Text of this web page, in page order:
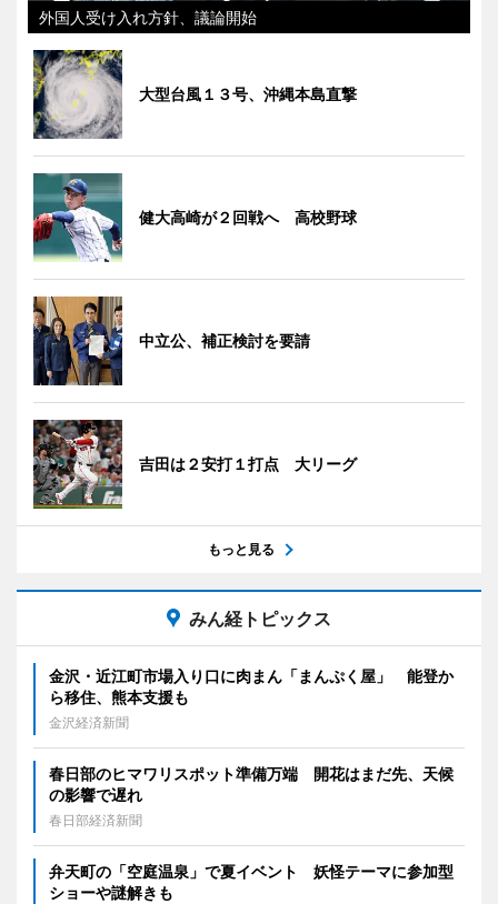
外国人受け入れ方針、議論開始
大型台風１３号、沖縄本島直撃
健大高崎が２回戦へ 高校野球
中立公、補正検討を要請
吉田は２安打１打点 大リーグ
もっと見る
みん経トピックス
金沢・近江町市場入り口に肉まん「まんぷく屋」 能登か
ら移住、熊本支援も
金沢経済新聞
春日部のヒマワリスポット準備万端 開花はまだ先、天候
の影響で遅れ
春日部経済新聞
弁天町の「空庭温泉」で夏イベント 妖怪テーマに参加型
ショーや謎解きも